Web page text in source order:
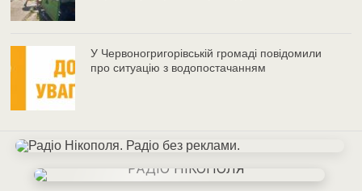
У Червоногригорівській громаді повідомили
про ситуацію з водопостачанням